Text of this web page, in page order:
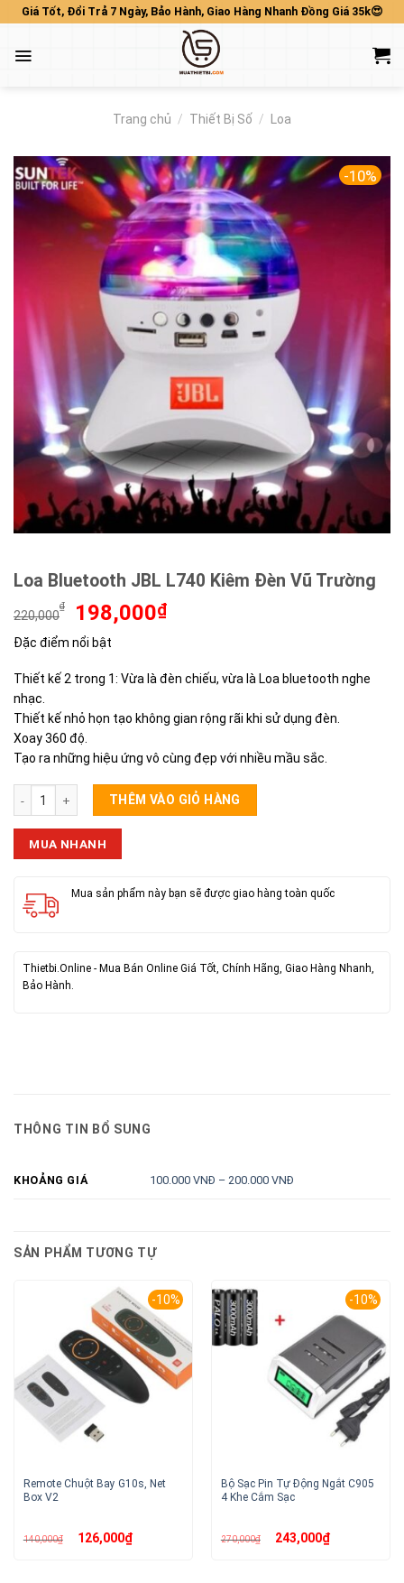
Skip
content
Giá Tốt, Đổi Trả 7 Ngày, Bảo Hành, Giao Hàng Nhanh Đồng Giá 35k😍
Trang chủ / Thiết Bị Số / Loa
-10%
Loa Bluetooth JBL L740 Kiêm Đèn Vũ Trường
220,000
₫
Giá
là:
198,000₫Giá
198,000₫.
Đặc điểm nổi bật
Thiết kế 2 trong 1: Vừa là đèn chiếu, vừa là Loa bluetooth nghe
nhạc.
Thiết kế nhỏ họn tạo không gian rộng rãi khi sử dụng đèn.
Xoay 360 độ.
Tạo ra những hiệu ứng vô cùng đẹp với nhiều mầu sắc.
Loa Bluetooth JBL L740 Kiêm Đèn Vũ Trường số lượng
THÊM VÀO GIỎ HÀNG
MUA NHANH
Mua sản phẩm này bạn sẽ được giao hàng toàn quốc
Thietbi.Online - Mua Bán Online Giá Tốt, Chính Hãng, Giao Hàng Nhanh,
Bảo Hành.
THÔNG TIN BỔ SUNG
KHOẢNG GIÁ 100.000 VNĐ – 200.000 VNĐ
SẢN PHẨM TƯƠNG TỰ
-10%
Remote Chuột Bay G10s, Net
Box V2
140,000₫ Giá
gốc126,000₫Giá
-10%
Bộ Sạc Pin Tự Động Ngắt C905
4 Khe Cắm Sạc
270,000₫ Giá
gốc243,000₫Giá